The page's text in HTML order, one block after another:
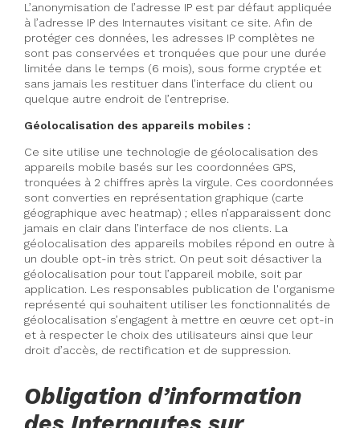
L’anonymisation de l’adresse IP est par défaut appliquée
à l’adresse IP des Internautes visitant ce site. Afin de
protéger ces données, les adresses IP complètes ne
sont pas conservées et tronquées que pour une durée
limitée dans le temps (6 mois), sous forme cryptée et
sans jamais les restituer dans l’interface du client ou
quelque autre endroit de l’entreprise.
Géolocalisation des appareils mobiles :
Ce site utilise une technologie de géolocalisation des
appareils mobile basés sur les coordonnées GPS,
tronquées à 2 chiffres après la virgule. Ces coordonnées
sont converties en représentation graphique (carte
géographique avec heatmap) ; elles n’apparaissent donc
jamais en clair dans l’interface de nos clients. La
géolocalisation des appareils mobiles répond en outre à
un double opt-in très strict. On peut soit désactiver la
géolocalisation pour tout l’appareil mobile, soit par
application. Les responsables publication de l'organisme
représenté qui souhaitent utiliser les fonctionnalités de
géolocalisation s’engagent à mettre en œuvre cet opt-in
et à respecter le choix des utilisateurs ainsi que leur
droit d’accès, de rectification et de suppression.
Obligation d’information